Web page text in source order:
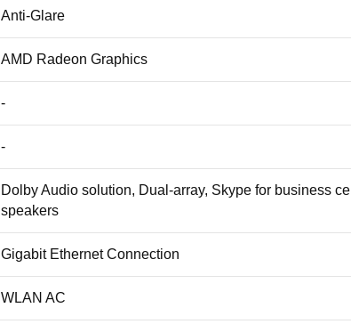
Anti-Glare
AMD Radeon Graphics
-
-
Dolby Audio solution, Dual-array, Skype for business
speakers
Gigabit Ethernet Connection
WLAN AC